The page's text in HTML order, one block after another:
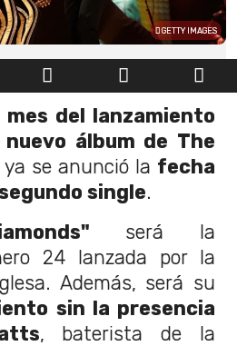
GETTY IMAGES
mes del lanzamiento
nuevo álbum de The
ya se anunció la fecha
single.
será la
24 lanzada por la
Además, será su
sin la presencia
, baterista de la